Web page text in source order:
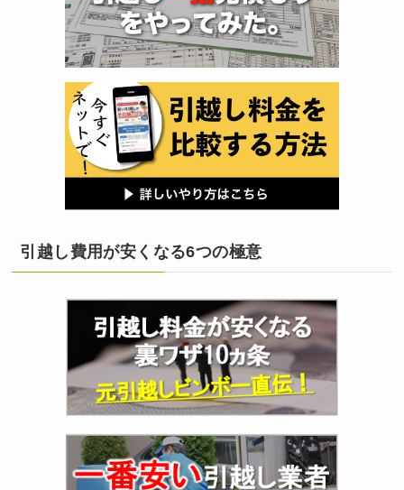
引越し費用が安くなる6つの極意